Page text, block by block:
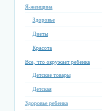
Я-женщина
Здоровье
Диеты
Красота
Все, что окружает ребенка
Детские товары
Детская
Здоровье ребенка